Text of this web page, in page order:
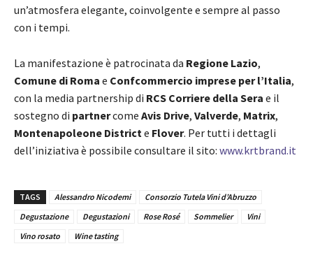
un’atmosfera elegante, coinvolgente e sempre al passo
con i tempi.
La manifestazione è patrocinata da Regione Lazio,
Comune di Roma e Confcommercio imprese per l’Italia,
con la media partnership di RCS Corriere della Sera e il
sostegno di partnercome Avis Drive, Valverde, Matrix,
Montenapoleone District e Flover. Per tutti i dettagli
dell’iniziativa è possibile consultare il sito: www.krtbrand.it
TAGS Alessandro Nicodemi
Consorzio Tutela Vini d’Abruzzo
Degustazione
Degustazioni Rose Rosé Sommelier
Vini
Vino rosato
Wine tasting